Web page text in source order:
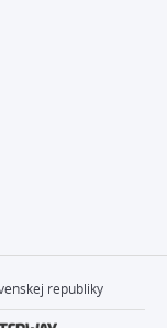
republiky